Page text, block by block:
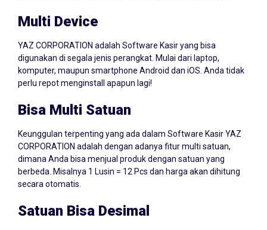
digunakan di segala jenis perangkat. Mulai dari laptop,
komputer, maupun smartphone Android dan iOS. Anda tidak
perlu repot menginstall apapun lagi!
CORPORATION adalah dengan adanya fitur multi satuan,
dimana Anda bisa menjual produk dengan satuan yang
berbeda. Misalnya 1 Lusin = 12 Pcs dan harga akan dihitung
secara otomatis.